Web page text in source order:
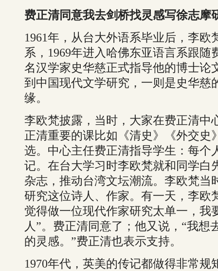
费正清同意我去剑桥找灵感写徐志摩
1961年，从台大外语系毕业后，李
系，1969年进入哈佛东亚语言系跟
名汉学家史华慈正式指导他的博士论
到中国现代文学研究，一则是史华慈
缘。
李欧梵披露，当时，大家在费正清中
正清重要的课比如《清史》《外交史
选。中心主任费正清指导学生：每个
记。在台大学习时李欧梵就和同学白
杂志，推动台湾文坛潮流。李欧梵当
研究这位诗人、作家。有一天，李欧
觉得做一位现代作家研究太单一，我
人”。费正清同意了；他又说，“我想
的灵感。”费正清也表示支持。
1970年代，英美的传记都做得非常